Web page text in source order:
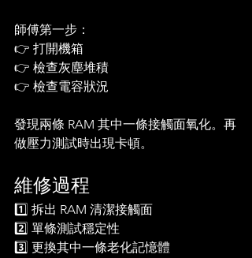
師傅第一步：
👉 打開機箱
👉 檢查灰塵堆積
👉 檢查電容狀況
發現兩條 RAM 其中一條接觸面氧化。再
做壓力測試時出現卡頓。
維修過程
1️⃣ 拆出 RAM 清潔接觸面
2️⃣ 單條測試穩定性
3️⃣ 更換其中一條老化記憶體